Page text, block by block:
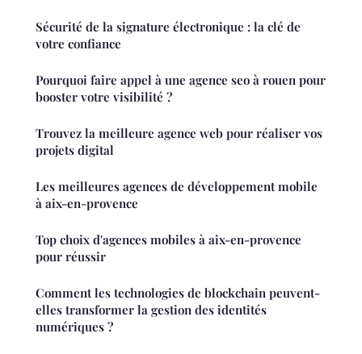
Sécurité de la signature électronique : la clé de
votre confiance
Pourquoi faire appel à une agence seo à rouen pour
booster votre visibilité ?
Trouvez la meilleure agence web pour réaliser vos
projets digital
Les meilleures agences de développement mobile
à aix-en-provence
Top choix d'agences mobiles à aix-en-provence
pour réussir
Comment les technologies de blockchain peuvent-
elles transformer la gestion des identités
numériques ?